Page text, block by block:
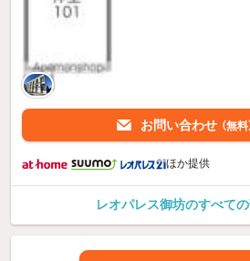
お問い合わせ （無料
ほか提供
レオパレス御坊のすべて